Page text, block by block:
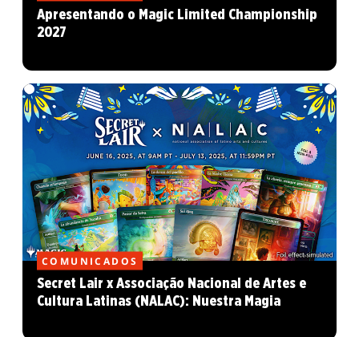
Apresentando o Magic Limited Championship
2027
COMUNICADOS
Secret Lair x Associação Nacional de Artes e
Cultura Latinas (NALAC): Nuestra Magia